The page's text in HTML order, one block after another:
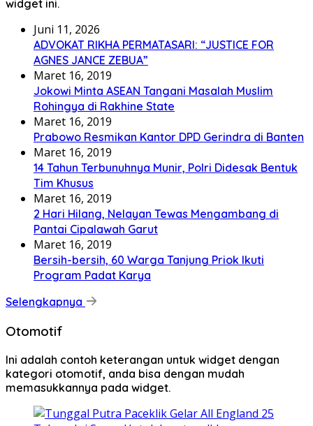
widget ini.
Juni 11, 2026
ADVOKAT RIKHA PERMATASARI: “JUSTICE FOR
AGNES JANCE ZEBUA”
Maret 16, 2019
Jokowi Minta ASEAN Tangani Masalah Muslim
Rohingya di Rakhine State
Maret 16, 2019
Prabowo Resmikan Kantor DPD Gerindra di Banten
Maret 16, 2019
14 Tahun Terbunuhnya Munir, Polri Didesak Bentuk
Tim Khusus
Maret 16, 2019
2 Hari Hilang, Nelayan Tewas Mengambang di
Pantai Cipalawah Garut
Maret 16, 2019
Bersih-bersih, 60 Warga Tanjung Priok Ikuti
Program Padat Karya
Selengkapnya
Otomotif
Ini adalah contoh keterangan untuk widget dengan
kategori otomotif, anda bisa dengan mudah
memasukkannya pada widget.